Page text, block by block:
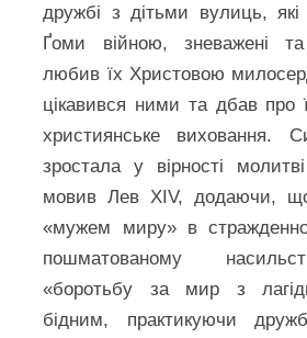
дружбі з дітьми вулиць, які
Ґоми війною, зневажені та
любив їх Христовою
цікавився ними та дбав про
християнське виховання.
зростала у вірності
мовив Лев XIV, додаючи,
«мужем миру» в
пошматованому
«боротьбу за мир з
бідним, практикуючи